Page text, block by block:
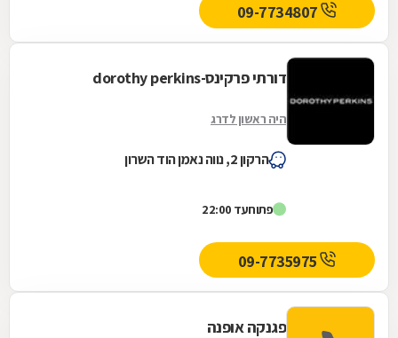
09-7734807
דורתי פרקינס-dorothy perkins
היה ראשון לדרג
הרקון 2, נווה נאמן הוד השרון
פתוחעד 22:00
09-7735975
פגנקה אופנה